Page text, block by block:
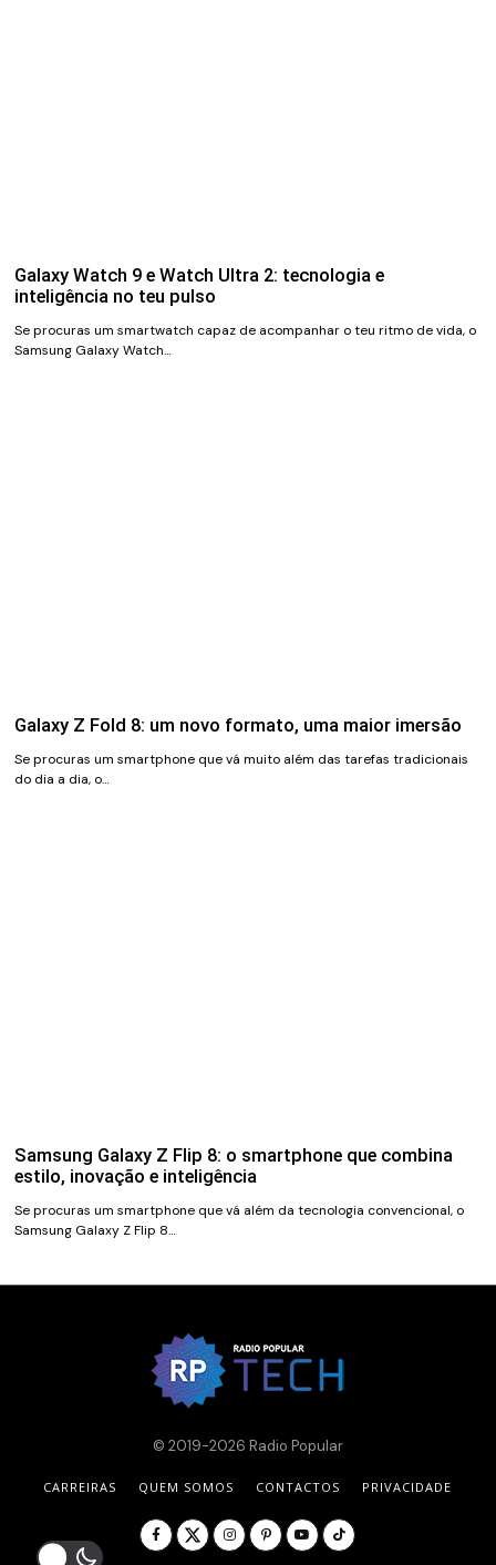
Galaxy Watch 9 e Watch Ultra 2: tecnologia e
inteligência no teu pulso
Se procuras um smartwatch capaz de acompanhar o teu ritmo de vida, o
Samsung Galaxy Watch…
Galaxy Z Fold 8: um novo formato, uma maior imersão
Se procuras um smartphone que vá muito além das tarefas tradicionais
do dia a dia, o…
Samsung Galaxy Z Flip 8: o smartphone que combina
estilo, inovação e inteligência
Se procuras um smartphone que vá além da tecnologia convencional, o
Samsung Galaxy Z Flip 8…
© 2019-2026 Radio Popular
CARREIRAS QUEM SOMOS CONTACTOS PRIVACIDADE